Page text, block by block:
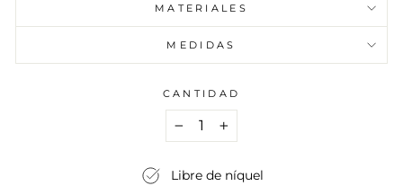
MATERIALES
MEDIDAS
CANTIDAD
Libre de níquel